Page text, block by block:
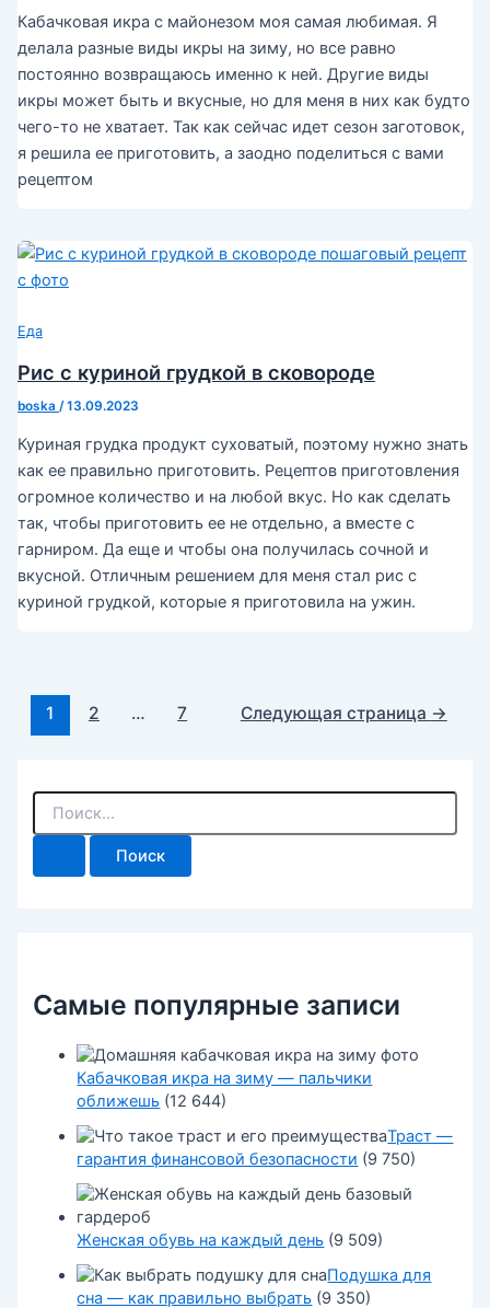
Кабачковая икра с майонезом моя самая любимая. Я
делала разные виды икры на зиму, но все равно
постоянно возвращаюсь именно к ней. Другие виды
икры может быть и вкусные, но для меня в них как будто
чего-то не хватает. Так как сейчас идет сезон заготовок,
я решила ее приготовить, а заодно поделиться с вами
рецептом
Еда
Рис с куриной грудкой в сковороде
boska /13.09.2023
Куриная грудка продукт суховатый, поэтому нужно знать
как ее правильно приготовить. Рецептов приготовления
огромное количество и на любой вкус. Но как сделать
так, чтобы приготовить ее не отдельно, а вместе с
гарниром. Да еще и чтобы она получилась сочной и
вкусной. Отличным решением для меня стал рис с
куриной грудкой, которые я приготовила на ужин.
Постраничная
навигация
1 2 … 7 Следующая страница →
П
и
Самые популярные записи
Кабачковая икра на зиму — пальчики
оближешь (12 644)
Траст —
гарантия финансовой безопасности (9 750)
Женская обувь на каждый день (9 509)
Подушка для
сна — как правильно выбрать (9 350)